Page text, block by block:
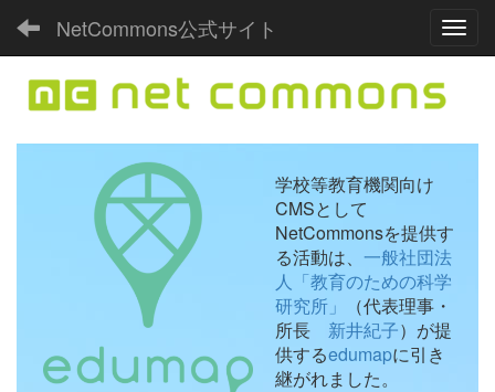
NetCommons公式サイト
学校等教育機関向け
CMSとして
NetCommonsを提供す
る活動は、 一般社団法
人「教育のための科学
研究所」
（代表理事・
所長 新井紀子）が提
供するedumapに引き
継がれました。